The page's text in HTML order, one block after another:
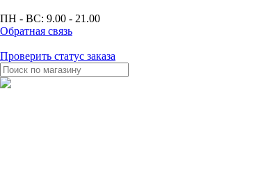
ПН - ВС: 9.00 - 21.00
Обратная связь
Проверить статус заказа